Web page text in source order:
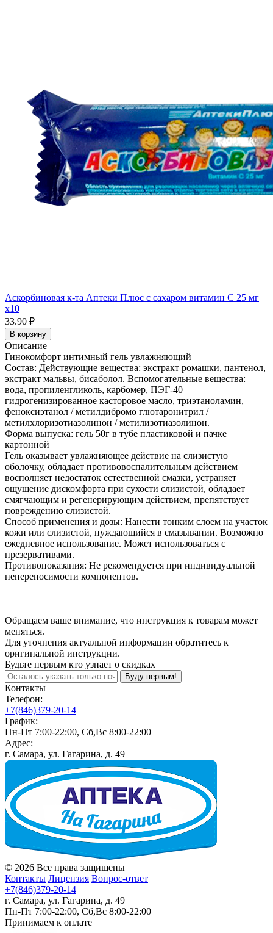
Аскорбиновая к-та Аптеки Плюс с сахаром витамин С 25 мг
x10
33.90 ₽
В корзину
Описание
Гинокомфорт интимный гель увлажняющий
Состав: Действующие вещества: экстракт ромашки, пантенол,
экстракт мальвы, бисаболол. Вспомогательные вещества:
вода, пропиленгликоль, карбомер, ПЭГ-40
гидрогенизированное касторовое масло, триэтаноламин,
феноксиэтанол / метилдибромо глютаронитрил /
метилхлоризотиазолинон / метилизотиазолинон.
Форма выпуска: гель 50г в тубе пластиковой и пачке
картонной
Гель оказывает увлажняющее действие на слизистую
оболочку, обладает противовоспалительным действием
восполняет недостаток естественной смазки, устраняет
ощущение дискомфорта при сухости слизистой, обладает
смягчающим и регенерирующим действием, препятствует
повреждению слизистой.
Способ применения и дозы: Нанести тонким слоем на участок
кожи или слизистой, нуждающийся в смазывании. Возможно
ежедневное использование. Может использоваться с
презервативами.
Противопоказания: Не рекомендуется при индивидуальной
непереносимости компонентов.
Обращаем ваше внимание, что инструкция к товарам может
меняться.
Для уточнения актуальной информации обратитесь к
оригинальной инструкции.
Будьте первым кто узнает о скидках
Буду первым!
Контакты
Телефон:
+7(846)379-20-14
График:
Пн-Пт 7:00-22:00, Сб,Вс 8:00-22:00
Адрес:
г. Самара, ул. Гагарина, д. 49
© 2026 Все права защищены
Контакты Лицензия Вопрос-ответ
+7(846)379-20-14
г. Самара, ул. Гагарина, д. 49
Пн-Пт 7:00-22:00, Сб,Вс 8:00-22:00
Принимаем к оплате